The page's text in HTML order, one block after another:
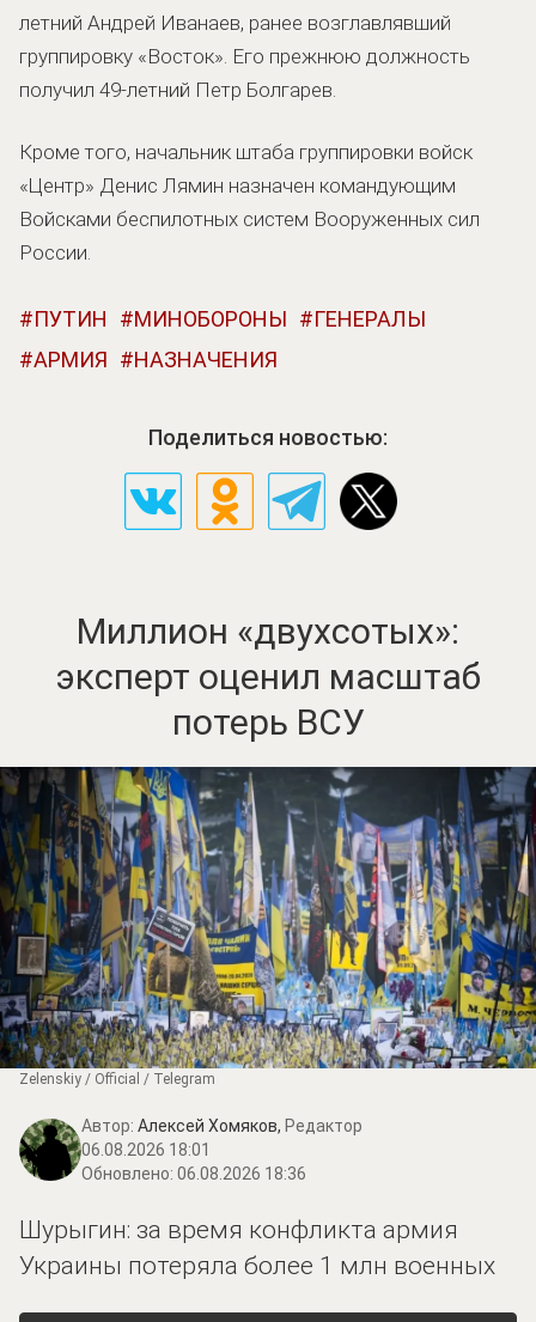
летний Андрей Иванаев, ранее возглавлявший
группировку «Восток». Его прежнюю должность
получил 49-летний Петр Болгарев.
Кроме того, начальник штаба группировки войск
«Центр» Денис Лямин назначен командующим
Войсками беспилотных систем Вооруженных сил
России.
ПУТИН МИНОБОРОНЫ
ГЕНЕРАЛЫ
АРМИЯ
НАЗНАЧЕНИЯ
Поделиться новостью:
Миллион «двухсотых»:
эксперт оценил масштаб
потерь ВСУ
Zеlеnskiу / Оfficiаl / Telegram
Автор: Алексей Хомяков, Редактор
06.08.2026 18:01
Обновлено: 06.08.2026 18:36
Шурыгин: за время конфликта армия
Украины потеряла более 1 млн военных